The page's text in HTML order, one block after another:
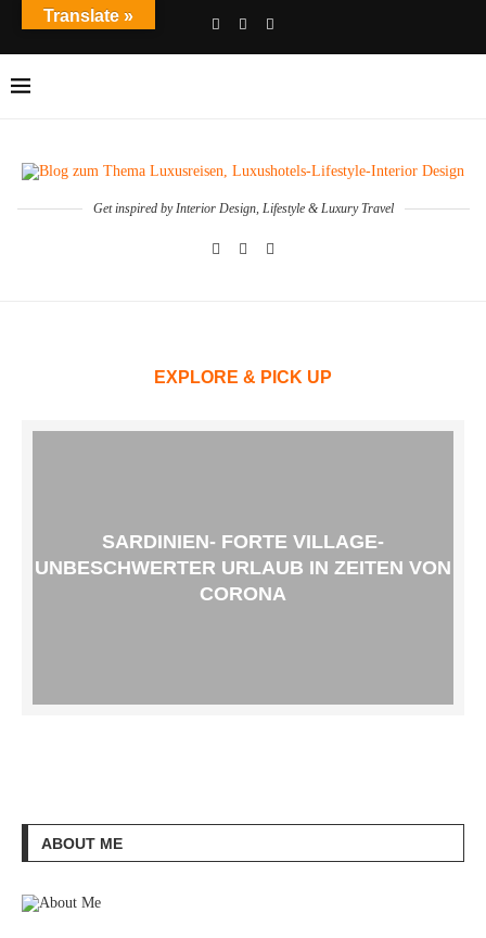
Get inspired by Interior Design, Lifestyle & Luxury Travel
EXPLORE & PICK UP
SARDINIEN- FORTE VILLAGE-
UNBESCHWERTER URLAUB IN ZEITEN VON
CORONA
ABOUT ME
Translate »